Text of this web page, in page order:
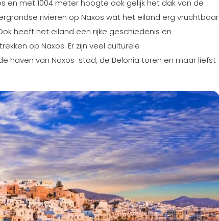
en met 1004 meter hoogte ook gelijk het dak van de
rivieren op Naxos wat het eiland erg vruchtbaar
heeft het eiland een rijke geschiedenis en
op Naxos. Er zijn veel culturele
haven van Naxos-stad, de Belonia toren en maar liefst